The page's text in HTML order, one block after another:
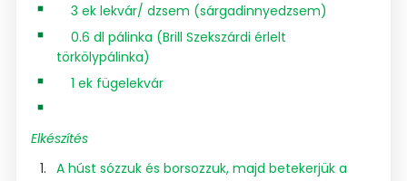
3 ek lekvár/ dzsem (sárgadinnyedzsem)
0.6 dl pálinka (Brill Szekszárdi érlelt
törkölypálinka)
1 ek fügelekvár
Elkészítés
A húst sózzuk és borsozzuk, majd betekerjük a